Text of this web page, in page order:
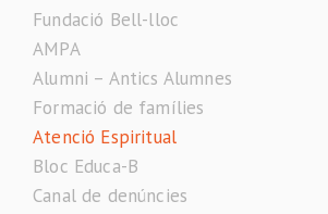
Fundació Bell-lloc
AMPA
Alumni – Antics Alumnes
Formació de famílies
Atenció Espiritual
Bloc Educa-B
Canal de denúncies